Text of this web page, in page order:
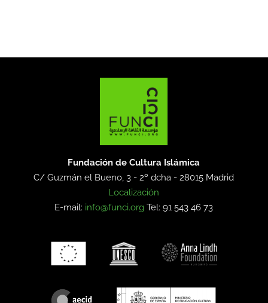
Fundación de Cultura Islámica
C/ Guzmán el Bueno, 3 - 2º dcha -28015 Madrid
Localización
E-mail: info@funci.org Tel: 91 543 46 73